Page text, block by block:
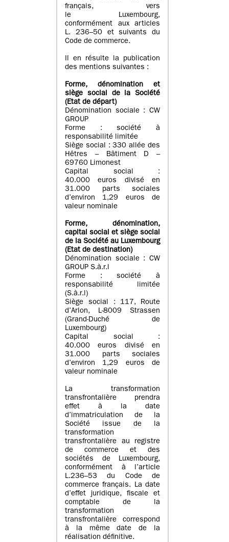
français, vers
le Luxembourg,
conformément aux articles
L. 236–50 et suivants du
Code de commerce.
Il en résulte la publication
des mentions suivantes :
Forme, dénomination et
siège social de la Société
(Etatde départ)
Dénomination sociale : CW
GROUP
Forme : société à
responsabilité limitée
Siège social : 330 allée des
Hêtres – Bâtiment D –
69760 Limonest
Capital social :
40.000 euros divisé en
31.000 parts sociales
d’environ 1,29 euros de
valeur nominale
Forme, dénomination,
capital social et siège social
de la Société au Luxembourg
(Etat de destination)
Dénomination sociale : CW
GROUP S.à.r.l
Forme : société à
responsabilité limitée
(S.à.r.l)
Siège social : 117, Route
d’Arlon, L-8009 Strassen
(Grand-Duché de
Luxembourg)
Capital social :
40.000 euros divisé en
31.000 parts sociales
d’environ 1,29 euros de
valeur nominale
La transformation
transfrontalière prendra
effet à la date
d’immatriculation de la
Société issue de la
transformation
transfrontalière au registre
de commerce et des
sociétés de Luxembourg,
conformément à l’article
L.236–53 du Code de
commerce français. La date
d’effet juridique, fiscale et
comptable de la
transformation
transfrontalière correspond
à la même date de la
réalisation définitive.